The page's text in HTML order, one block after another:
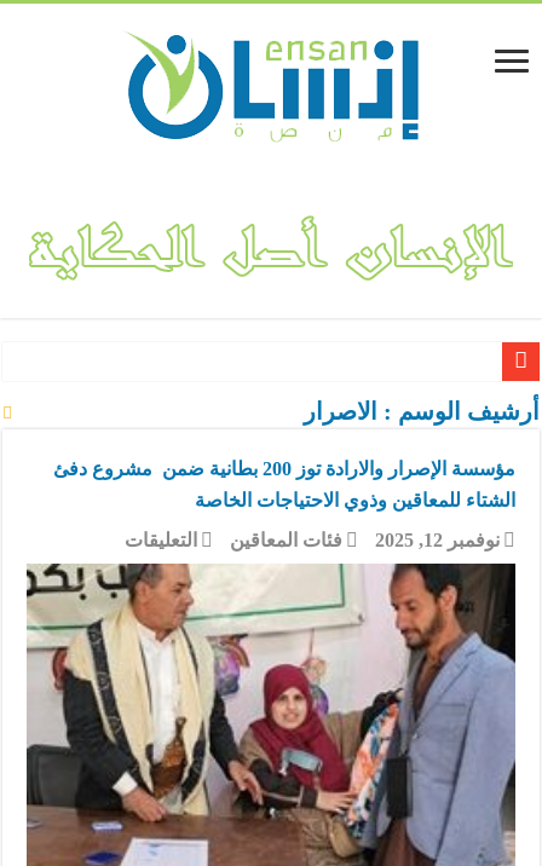
لينا المفلحي.. قصة نجاح مشروع “فكتوريا بوتيك” لتصميم وهندسة
أرشيف الوسم : الاصرار
مؤسسة الإصرار والارادة توز 200 بطانية ضمن مشروع دفئ
الشتاء للمعاقين وذوي الاحتياجات الخاصة
نوفمبر 12, 2025
فئات المعاقين التعليقات
مؤسسة
الإصرار
والارادة
توز
200
بطانية
ضمن
مشروع
دفئ
الشتاء
للمعاقين
وذوي
الاحتياجات
الخاصة